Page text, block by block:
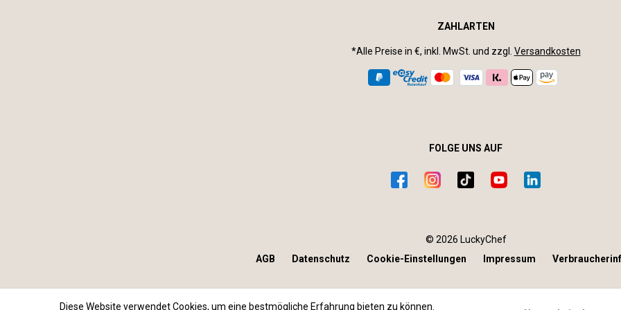
ZAHLARTEN
*Alle Preise in €, inkl. MwSt. und zzgl. Versandkosten
FOLGE UNS AUF
© 2026 LuckyChef
AGB
Datenschutz Cookie-Einstellungen Impressum
Diese Website verwendet Cookies, um eine bestmögliche Erfahrung bieten zu können.